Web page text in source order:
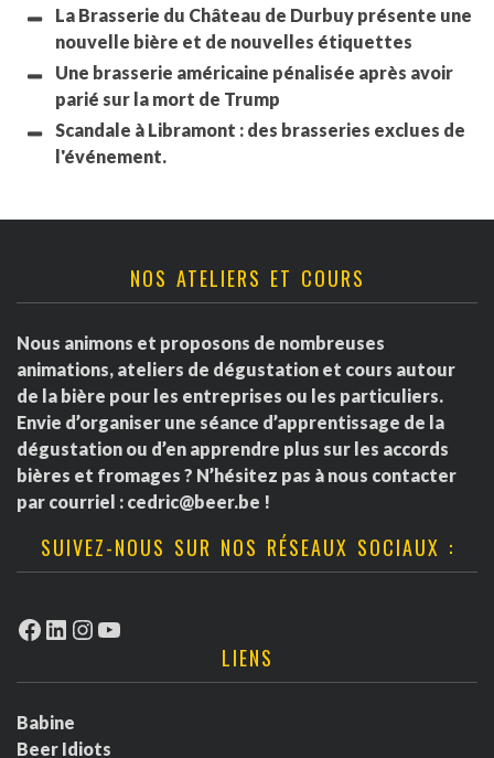
La Brasserie du Château de Durbuy présente une
nouvelle bière et de nouvelles étiquettes
Une brasserie américaine pénalisée après avoir
parié sur la mort de Trump
Scandale à Libramont : des brasseries exclues de
l'événement.
NOS ATELIERS ET COURS
Nous animons et proposons de nombreuses
animations, ateliers de dégustation et cours autour
de la bière pour les entreprises ou les particuliers.
Envie d’organiser une séance d’apprentissage de la
dégustation ou d’en apprendre plus sur les accords
bières et fromages ? N’hésitez pas à nous contacter
par courriel : cedric@beer.be !
SUIVEZ-NOUS SUR NOS RÉSEAUX SOCIAUX :
Facebook
LinkedIn
Instagram
YouTube
LIENS
Babine
Beer Idiots